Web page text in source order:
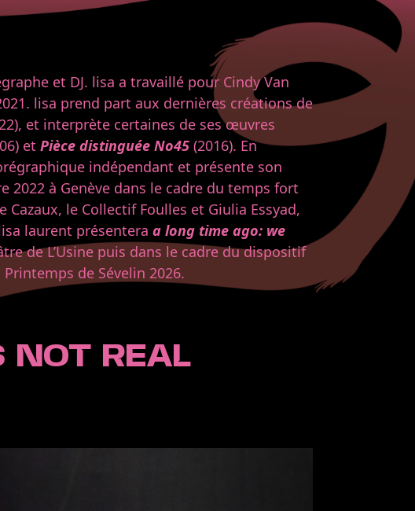
et DJ. lisa a travaillé pour Cindy Van
lisa prend part aux dernières créations de
et interprète certaines de ses œuvres
et Pièce distinguée No45 (2016). En
indépendant et présente son
2022 à Genève dans le cadre du temps fort
le Collectif Foulles et Giulia Essyad,
laurent présentera a long time ago: we
de L’Usine puis dans le cadre du dispositif
de Sévelin 2026.
NOT REAL